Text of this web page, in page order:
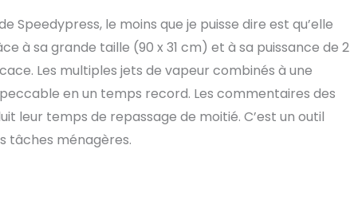
de vapeur pour enlever les plis tenaces. Arrêt
est fermé pendant 10 secondes avec une
automatique lorsqu'il est en marche pendant
sonore. Construction solide. Design
Plaque de chauffage avec des jets de vapeur
de 300ml. Multiples paramètres de vapeur et de
recouverte de téflon. Le choix de la fonction vapeur
- Automatique: La presse va sortir un jet de
Speedypress, le moins que je puisse dire est qu’elle
à sa grande taille (90 x 31 cm) et à sa puissance de 2
Les multiples jets de vapeur combinés à une
en un temps record. Les commentaires des
leur temps de repassage de moitié. C’est un outil
tâches ménagères.